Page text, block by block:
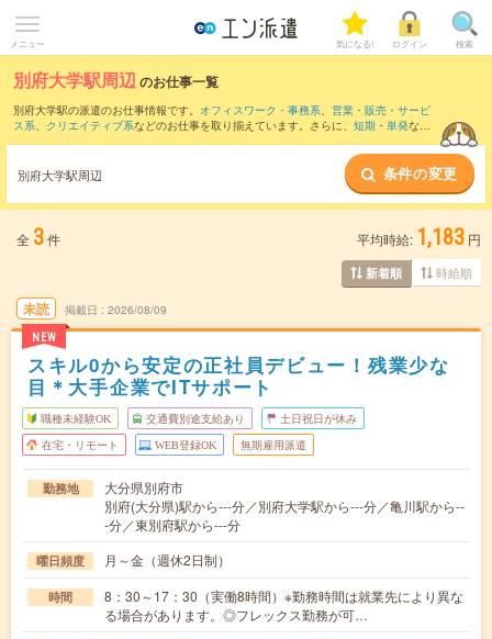
メニュー 気になる! ログイン 検索
別府大学駅周辺のお仕事一覧
別府大学駅の派遣のお仕事情報です。 オフィスワーク・事務系、 営業・販売・サービ
ス系、 クリエイティブ系などのお仕事を取り揃えています。さらに、 短期 ・ 単発など
また、大分駅・杵築駅
など近隣駅のお仕事も
ご確認いただけます。
別府大学駅周辺 条件の変更
全 3件 平均時給: 1,183 円
新着順 時給順
未読
NEW
掲載日 2026/08/09
スキル0から安定の正社員デビュー！残業少な
目＊大手企業でITサポート
職種未経験OK 交通費別途支給あり 土日祝日が休み
在宅・リモート WEB登録OK 無期雇用派遣
勤務地
大分県別府市
別府(大分県)駅から---分／別府大学駅から---分／亀川駅から--
-分／東別府駅から---分
曜日頻度 月～金（週休2日制）
時間
8：30～17：30（実働8時間）※勤務時間は就業先により異な
る場合があります。◎フレックス勤務が可…